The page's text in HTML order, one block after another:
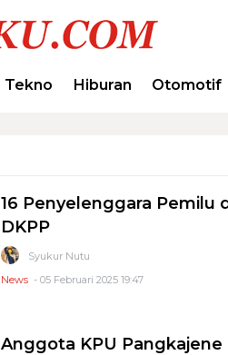
Tekno Hiburan Otomotif
16 Penyelenggara Pemilu
DKPP
Syukur Nutu
News - 05 Februari 2025 19:47
Anggota KPU